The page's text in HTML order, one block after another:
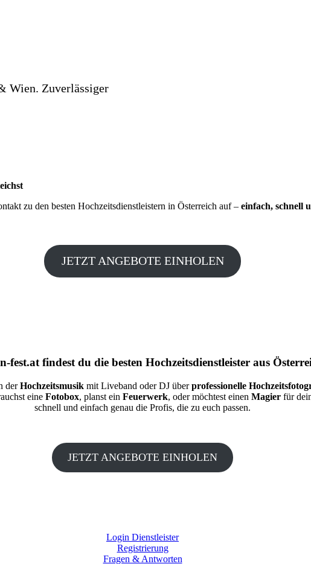
Wien. Zuverlässiger
zu den besten Hochzeitsdienstleistern in Österreich auf – einfach, schnell
JETZT ANGEBOTE EINHOLEN
fest.atfindest du die besten Hochzeitsdienstleister aus
derHochzeitsmusikmit Liveband oder DJ überprofessionelle
eine Fotobox, planst ein Feuerwerk, oder möchtest einen Magier für
schnell und einfach genau die Profis, die zu euch passen.
JETZT ANGEBOTE EINHOLEN
Login Dienstleister
Registrierung
Fragen & Antworten